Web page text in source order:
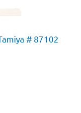
# 87102